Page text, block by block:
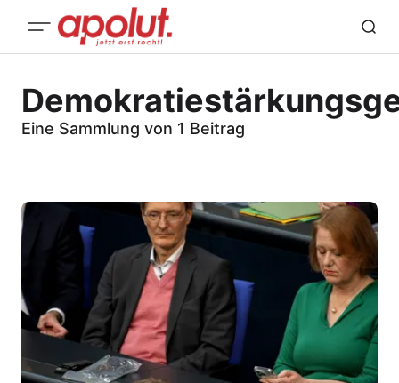
Eine Sammlung von 1 Beitrag